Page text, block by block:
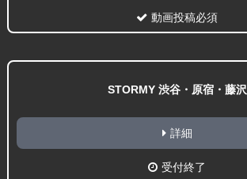
動画投稿必須
STORMY 渋谷・原宿・藤沢
詳細
受付終了